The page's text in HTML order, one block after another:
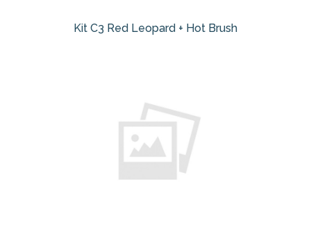
Kit C3 Red Leopard + Hot Brush